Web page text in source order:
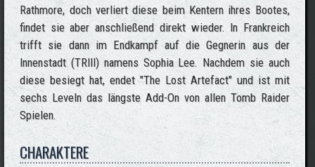
Rathmore, doch verliert diese beim Kentern ihres Bootes,
findet sie aber anschließend direkt wieder. In Frankreich
trifft sie dann im Endkampf auf die Gegnerin aus der
Innenstadt (TRIII) namens Sophia Lee. Nachdem sie auch
diese besiegt hat, endet "The Lost Artefact" und ist mit
sechs Leveln das längste Add-On von allen Tomb Raider
Spielen.
CHARAKTERE